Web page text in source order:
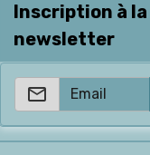
Inscription à la
newsletter